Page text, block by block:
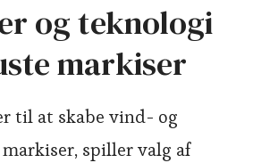
og teknologi
markiser
til at skabe vind- og
spiller valg af